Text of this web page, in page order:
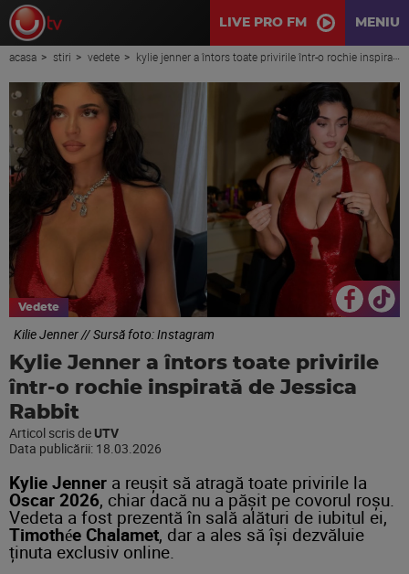
LIVE PRO FM MENIU
acasa stiri vedete kylie jenner a întors toate privirile într-o rochie inspirată de jessica rabbit
Vedete
Kilie Jenner // Sursă foto: Instagram
Kylie Jenner a întors toate privirile
într-o rochie inspirată de Jessica
Rabbit
Articol scris de UTV
Data publicării: 18.03.2026
Kylie Jenner a reușit să atragă toate privirile la
Oscar 2026, chiar dacă nu a pășit pe covorul roșu.
Vedeta a fost prezentă în sală alături de iubitul ei,
Timothée Chalamet, dar a ales să își dezvăluie
ținuta exclusiv online.